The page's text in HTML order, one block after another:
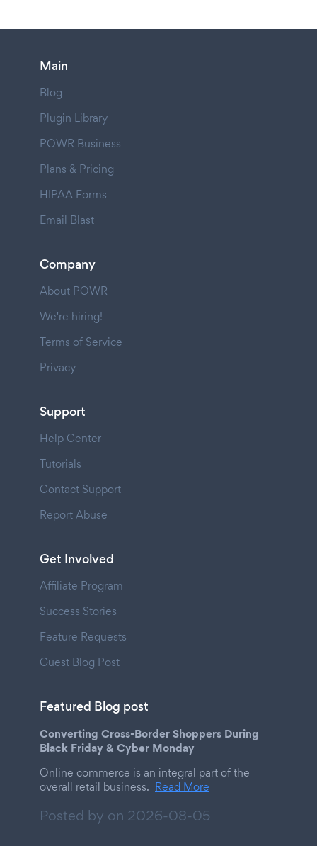
Main
Blog
Plugin Library
POWR Business
Plans & Pricing
HIPAA Forms
Email Blast
Company
About POWR
We're hiring!
Terms of Service
Privacy
Support
Help Center
Tutorials
Contact Support
Report Abuse
Get Involved
Affiliate Program
Success Stories
Feature Requests
Guest Blog Post
Featured Blog post
Converting Cross-Border Shoppers During
Black Friday & Cyber Monday
Online commerce is an integral part of the
overall retail business. Read More
Posted by on 2026-08-05